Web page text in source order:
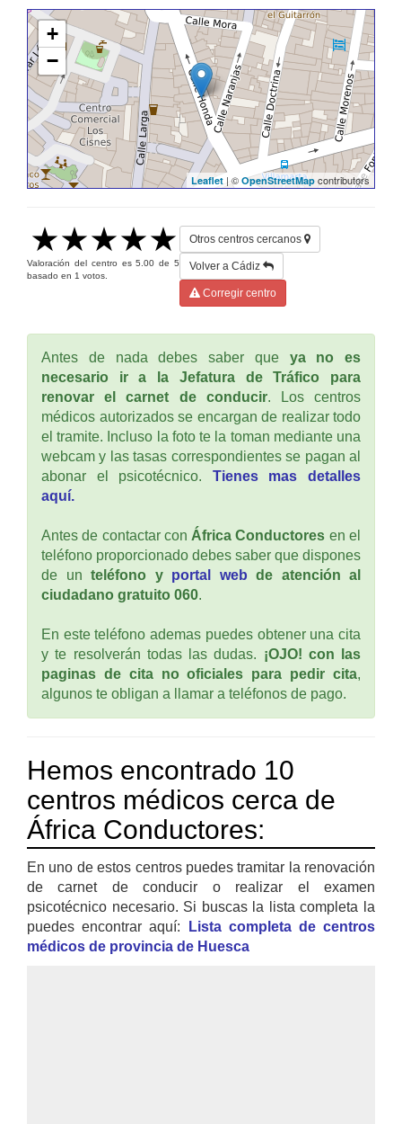
+
−
Leaflet | © OpenStreetMap contributors
Valoración del centro es5.00 de5
basado en 1 votos.
Otros centros cercanos
Volver a Cádiz
Corregir centro
Antes de nada debes saber que ya no es
necesario ir a la Jefatura de Tráfico para
renovar el carnet de conducir. Los centros
médicos autorizados se encargan de realizar todo
el tramite. Incluso la foto te la toman mediante una
webcam y las tasas correspondientes se pagan al
abonar el psicotécnico. Tienes mas detalles
aquí.
Antes de contactar con África Conductores en el
teléfono proporcionado debes saber que dispones
de un teléfono y portal web de atención al
ciudadano gratuito 060.
En este teléfono ademas puedes obtener una cita
y te resolverán todas las dudas. ¡OJO! con las
paginas de cita no oficiales para pedir cita,
algunos te obligan a llamar a teléfonos de pago.
Hemos encontrado 10
centros médicos cerca de
África Conductores:
En uno de estos centros puedes tramitar la renovación
de carnet de conducir o realizar el examen
psicotécnico necesario. Si buscas la lista completa la
puedes encontrar aquí:
Lista completa de centros
médicos de provincia de Huesca